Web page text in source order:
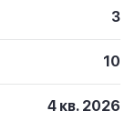
3
10
4 кв. 2026